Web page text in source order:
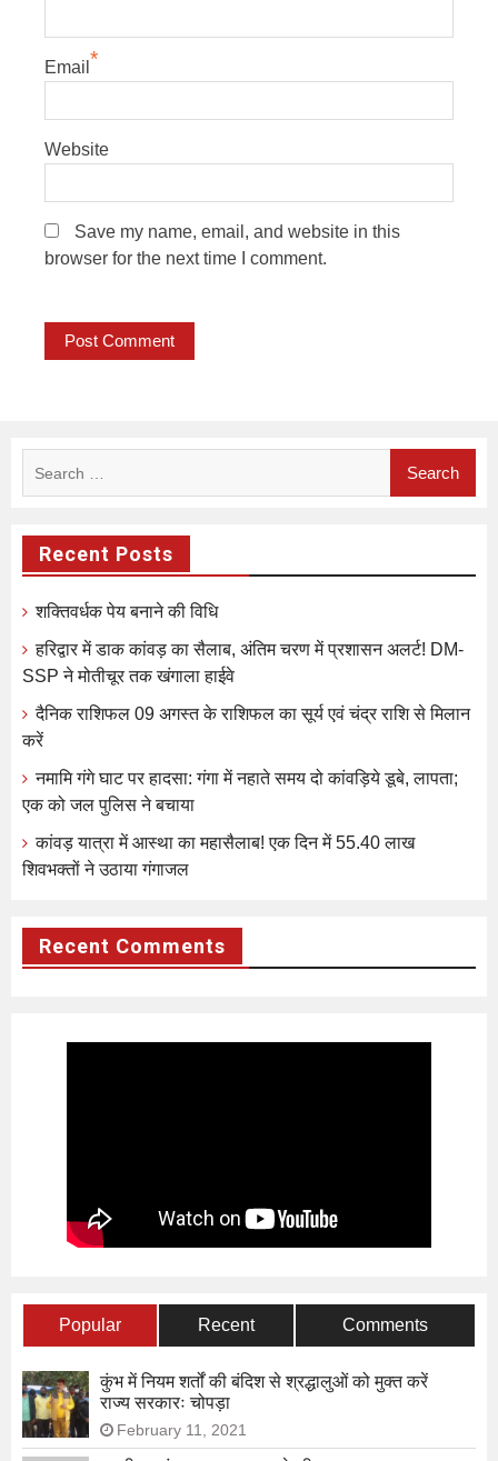
Email *
Website
Save my name, email, and website in this
browser for the next time I comment.
Recent Posts
शक्तिवर्धक पेय बनाने की विधि
हरिद्वार में डाक कांवड़ का सैलाब, अंतिम चरण में प्रशासन अलर्ट! DM-
SSP ने मोतीचूर तक खंगाला हाईवे
दैनिक राशिफल 09 अगस्त के राशिफल का सूर्य एवं चंद्र राशि से मिलान
करें
नमामि गंगे घाट पर हादसा: गंगा में नहाते समय दो कांवड़िये डूबे, लापता;
एक को जल पुलिस ने बचाया
कांवड़ यात्रा में आस्था का महासैलाब! एक दिन में 55.40 लाख
शिवभक्तों ने उठाया गंगाजल
Recent Comments
Popular Recent Comments
कुंभ में नियम शर्तों की बंदिश से श्रद्धालुओं को मुक्त करें
राज्य सरकारः चोपड़ा
February 11, 2021